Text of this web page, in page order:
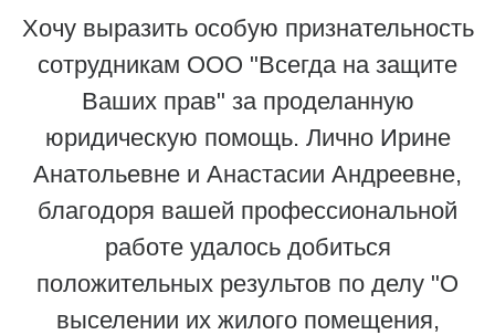
Хочу выразить особую признательность
сотрудникам ООО "Всегда на защите
Ваших прав" за проделанную
юридическую помощь. Лично Ирине
Анатольевне и Анастасии Андреевне,
благодоря вашей профессиональной
работе удалось добиться
положительных результов по делу "О
выселении их жилого помещения,